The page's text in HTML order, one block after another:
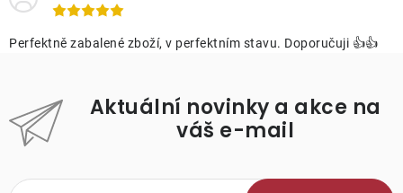
Perfektně zabalené zboží, v perfektním stavu. Doporučuji 👍👍
Aktuální novinky a akce na
váš e-mail